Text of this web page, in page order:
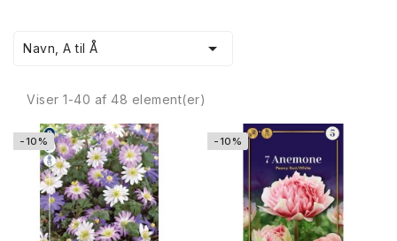
Navn, A til Å 
Viser 1-40 af 48 element(er)
-10% -10%